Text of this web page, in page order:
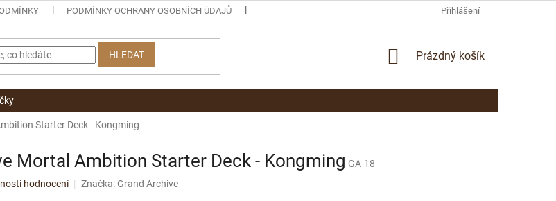
PODMÍNKY OCHRANY OSOBNÍCH ÚDAJŮ KONTAKTY
Přihlášení
HLEDAT
NÁKUPNÍ
Prázdný košík
Starter Deck - Kongming
Mortal Ambition Starter Deck - Kongming GA-18
hodnocení Značka: Grand Archive